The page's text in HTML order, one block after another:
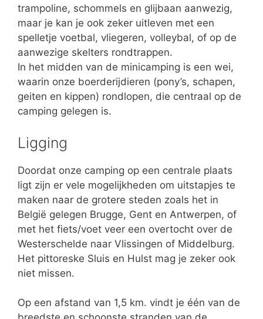
trampoline, schommels en glijbaan aanwezig,
maar je kan je ook zeker uitleven met een
spelletje voetbal, vliegeren, volleybal, of op de
aanwezige skelters rondtrappen.
In het midden van de minicamping is een wei,
waarin onze boerderijdieren (pony’s, schapen,
geiten en kippen) rondlopen, die centraal op de
camping gelegen is.
Ligging
Doordat onze camping op een centrale plaats
ligt zijn er vele mogelijkheden om uitstapjes te
maken naar de grotere steden zoals het in
België gelegen Brugge, Gent en Antwerpen, of
met het fiets/voet veer een overtocht over de
Westerschelde naar Vlissingen of Middelburg.
Het pittoreske Sluis en Hulst mag je zeker ook
niet missen.
Op een afstand van 1,5 km. vindt je één van de